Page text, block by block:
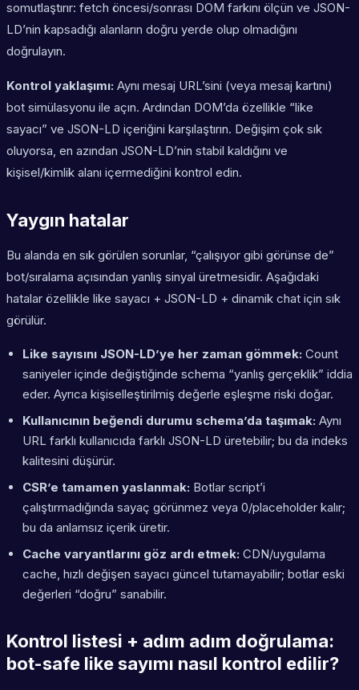
somutlaştırır: fetch öncesi/sonrası DOM farkını ölçün ve JSON-
LD’nin kapsadığı alanların doğru yerde olup olmadığını
doğrulayın.
Kontrol yaklaşımı: Aynı mesaj URL’sini (veya mesaj kartını)
bot simülasyonu ile açın. Ardından DOM’da özellikle “like
sayacı” ve JSON-LD içeriğini karşılaştırın. Değişim çok sık
oluyorsa, en azından JSON-LD’nin stabil kaldığını ve
kişisel/kimlik alanı içermediğini kontrol edin.
Yaygın hatalar
Bu alanda en sık görülen sorunlar, “çalışıyor gibi görünse de”
bot/sıralama açısından yanlış sinyal üretmesidir. Aşağıdaki
hatalar özellikle like sayacı + JSON-LD + dinamik chat için sık
görülür.
Like sayısını JSON-LD’ye her zaman gömmek: Count
saniyeler içinde değiştiğinde schema “yanlış gerçeklik” iddia
eder. Ayrıca kişiselleştirilmiş değerle eşleşme riski doğar.
Kullanıcının beğendi durumu schema’da taşımak: Aynı
URL farklı kullanıcıda farklı JSON-LD üretebilir; bu da indeks
kalitesini düşürür.
CSR’e tamamen yaslanmak: Botlar script’i
çalıştırmadığında sayaç görünmez veya 0/placeholder kalır;
bu da anlamsız içerik üretir.
Cache varyantlarını göz ardı etmek: CDN/uygulama
cache, hızlı değişen sayacı güncel tutamayabilir; botlar eski
değerleri “doğru” sanabilir.
Kontrol listesi + adım adım doğrulama:
bot-safe like sayımı nasıl kontrol edilir?